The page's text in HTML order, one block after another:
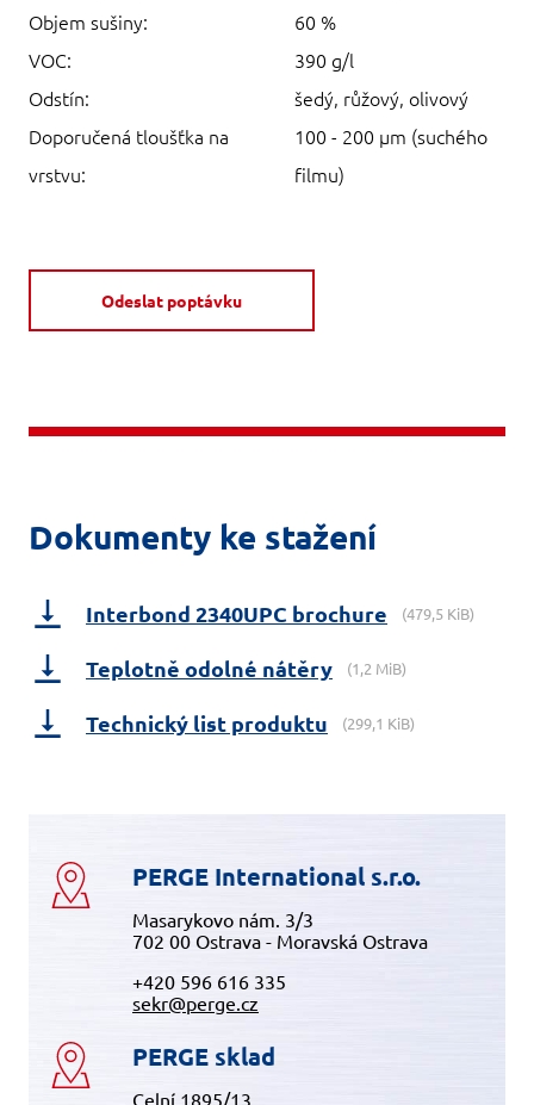
Objem sušiny:
60 %
VOC:
390 g/l
Odstín:
šedý, růžový, olivový
Doporučená tloušťka na
vrstvu:
100 - 200 µm (suchého
filmu)
Odeslat poptávku
Dokumenty ke stažení
Interbond 2340UPC brochure (479,5 KiB)
Teplotně odolné nátěry (1,2 MiB)
Technický list produktu (299,1 KiB)
PERGE International s.r.o.
Masarykovo nám. 3/3
702 00 Ostrava - Moravská Ostrava
+420 596 616 335
sekr@perge.cz
PERGE sklad
Celní 1895/13